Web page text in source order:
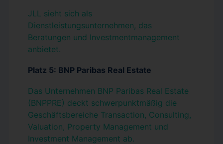
JLL sieht sich als
Dienstleistungsunternehmen, das
Beratungen und Investmentmanagement
anbietet.
Platz 5: BNP Paribas Real Estate
Das Unternehmen BNP Paribas Real Estate
(BNPPRE) deckt schwerpunktmäßig die
Geschäftsbereiche Transaction, Consulting,
Valuation, Property Management und
Investment Management ab.